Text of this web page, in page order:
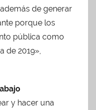
de generar
porque los
pública como
de 2019»,
y hacer una